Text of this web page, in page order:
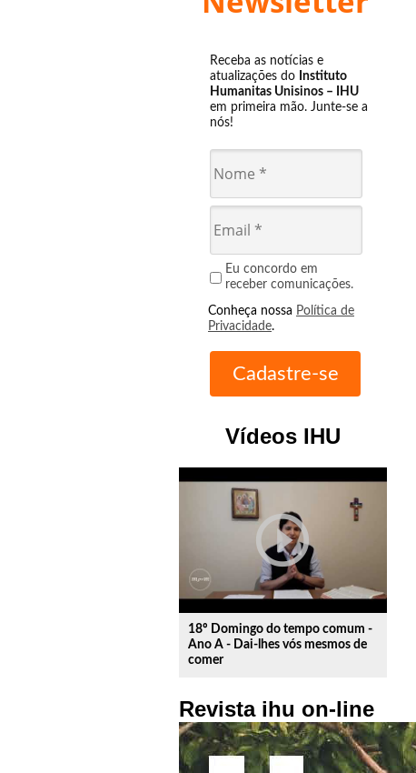
Receba as notícias e
atualizações do Instituto
Humanitas Unisinos – IHU
em primeira mão. Junte-se a
nós!
Eu concordo em
receber comunicações.
Conheça nossa Política de
Privacidade.
Vídeos IHU
play_circle_outline
18º Domingo do tempo comum -
Ano A - Dai-lhes vós mesmos de
comer
Revista ihu on-line